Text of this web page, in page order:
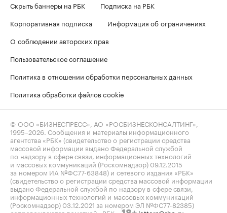
Скрыть баннеры на РБК
Подписка на РБК
Корпоративная подписка
Информация об ограничениях
О соблюдении авторских прав
Пользовательское соглашение
Политика в отношении обработки персональных данных
Политика обработки файлов cookie
© ООО «БИЗНЕСПРЕСС», АО «РОСБИЗНЕСКОНСАЛТИНГ»,
1995–2026 . Сообщения и материалы информационного
агентства «РБК» (свидетельство о регистрации средства
массовой информации выдано Федеральной службой
по надзору в сфере связи, информационных технологий
и массовых коммуникаций (Роскомнадзор) 09.12.2015
за номером ИА №ФС77-63848) и сетевого издания «РБК»
(свидетельство о регистрации средства массовой информации
выдано Федеральной службой по надзору в сфере связи,
информационных технологий и массовых коммуникаций
(Роскомнадзор) 03.12.2021 за номером ЭЛ №ФС77-82385)